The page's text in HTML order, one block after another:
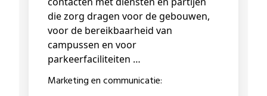
die zorg dragen voor de gebouwen,
voor de bereikbaarheid van
campussen en voor
parkeerfaciliteiten …
Marketing en communicatie: